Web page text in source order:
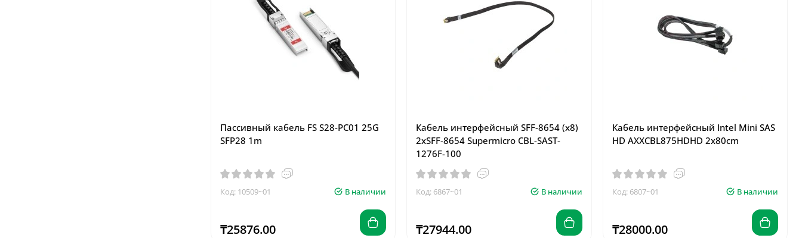
Пассивный кабель FS S28-PC01 25G
SFP28 1m
Код: 10509~01 В наличии
₸25876.00
Кабель интерфейсный SFF-8654 (x8)
2xSFF-8654 Supermicro CBL-SAST-
1276F-100
Код: 6867~01 В наличии
₸27944.00
Кабель интерфейсный Intel Mini SAS
HD AXXCBL875HDHD 2x80cm
Код: 6807~01 В наличии
₸28000.00